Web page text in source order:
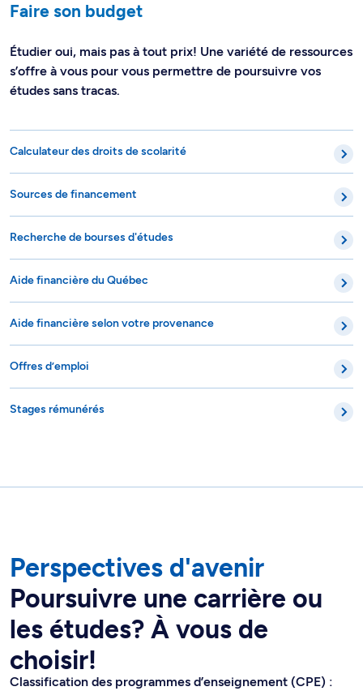
Faire son budget
Étudier oui, mais pas à tout prix! Une variété de ressources
s’offre à vous pour vous permettre de poursuivre vos
études sans tracas.
Calculateur des droits de scolarité
Sources de financement
Recherche de bourses d'études
Aide financière du Québec
Aide financière selon votre provenance
Offres d’emploi
Stages rémunérés
Perspectives d'avenir
Poursuivre une carrière ou
les études? À vous de
choisir!
Classification des programmes d’enseignement (CPE) :